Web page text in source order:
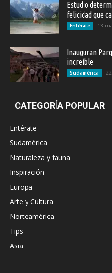
Estudio
felicidad que
Entérate 13
Inauguran
increíble
Sudamérica
CATEGORÍA POPULAR
Entérate
Sudamérica
Naturaleza y fauna
Inspiración
Europa
Arte y Cultura
Norteamérica
Tips
Asia